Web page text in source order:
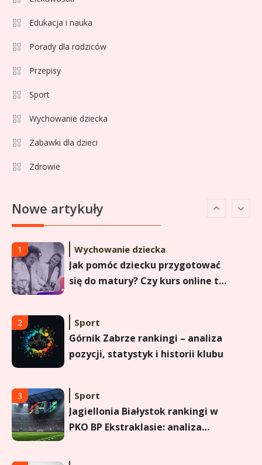
Edukacja i nauka
Porady dla rodziców
Przepisy
Sport
Wychowanie dziecka
Zabawki dla dzieci
Zdrowie
Nowe artykuły
formy i statystyk
4
La Liga rankingi: Tabela,
Lech Poznań rankingi: Analiza
pozycji w Ekstraklasie i
historyczne dane
1 Wychowanie dziecka
Jak pomóc dziecku przygotować
się do matury? Czy kurs online to
maturzysty?
2 Sport
Górnik Zabrze rankingi – analiza
pozycji, statystyk i historii klubu
3 Sport
Jagiellonia Białystok rankingi w
PKO BP Ekstraklasie: analiza